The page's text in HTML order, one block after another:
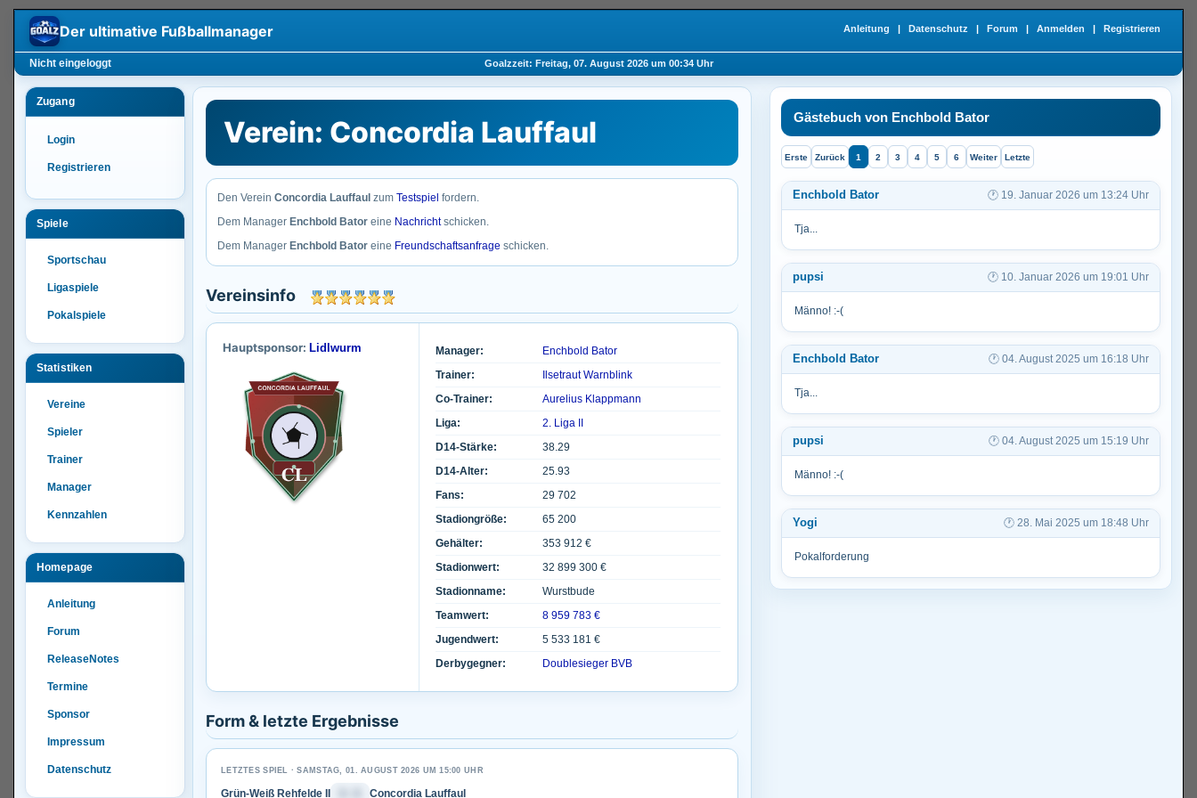
Der ultimative Fußballmanager
Nicht eingeloggt Goalzzeit: Freitag, 07. August 2026 um 00:34 Uhr
Anleitung | Datenschutz | Forum | Anmelden | Registrieren
Zugang
Login
Registrieren
Spiele
Sportschau
Ligaspiele
Pokalspiele
Statistiken
Vereine
Spieler
Trainer
Manager
Kennzahlen
Homepage
Anleitung
Forum
ReleaseNotes
Termine
Sponsor
Impressum
Datenschutz
Gästebuch von Enchbold Bator
Erste Zurück 1 2 3 4 5 6 Weiter Letzte
Enchbold Bator 19. Januar 2026 um 13:24 Uhr
Tja...
pupsi 10. Januar 2026 um 19:01 Uhr
Männo! :-(
Enchbold Bator 04. August 2025 um 16:18 Uhr
Tja...
pupsi 04. August 2025 um 15:19 Uhr
Männo! :-(
Yogi 28. Mai 2025 um 18:48 Uhr
Pokalforderung
Verein: Concordia Lauffaul
Den Verein Concordia Lauffaul zum Testspiel fordern.
Dem Manager Enchbold Bator eine Nachrichtschicken.
Dem Manager Enchbold Bator eine Freundschaftsanfrage schicken.
Vereinsinfo
Hauptsponsor: Lidlwurm Manager:
Enchbold Bator
Trainer:
Ilsetraut Warnblink
Co-Trainer:
Aurelius Klappmann
Liga:
2. Liga II
D14-Stärke:
38.29
D14-Alter:
25.93
Fans:
29 702
Stadiongröße:
65 200
Gehälter:
353 912 €
Stadionwert:
32 899 300 €
Stadionname:
Wurstbude
Teamwert:
8 959 783 €
Jugendwert:
5 533 181 €
Derbygegner:
Doublesieger BVB
Form & letzte Ergebnisse
LETZTES SPIEL · SAMSTAG, 01. AUGUST 2026 UM 15:00 UHR
Grün-Weiß Rehfelde II Concordia Lauffaul